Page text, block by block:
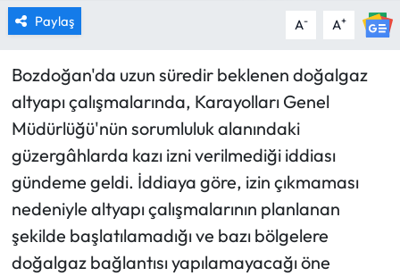
Paylaş A- A+
Bozdoğan'da uzun süredir beklenen doğalgaz
altyapı çalışmalarında, Karayolları Genel
Müdürlüğü'nün sorumluluk alanındaki
güzergâhlarda kazı izni verilmediği iddiası
gündeme geldi. İddiaya göre, izin çıkmaması
nedeniyle altyapı çalışmalarının planlanan
şekilde başlatılamadığı ve bazı bölgelere
doğalgaz bağlantısı yapılamayacağı öne
YAŞAM
RESMİ İLANLAR
HABER İLAN